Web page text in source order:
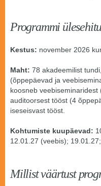
Programmi
Kestus: november 2026
Maht: 78 akadeemilist
(õppepäevad ja
koosneb
auditoorsest tööst (4
iseseisvast tööst.
Kohtumiste kuupäevad:
12.01.27 (veebis);
Millist väärtust